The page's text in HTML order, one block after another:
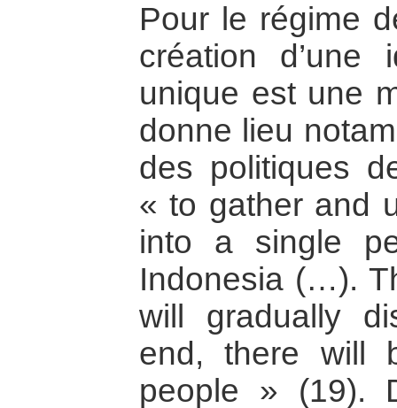
Pour le régime
création d’une
unique est une
donne lieu
des politiques
« to gather and
into a single
Indonesia (…).
will gradually
end, there will
people » (19).